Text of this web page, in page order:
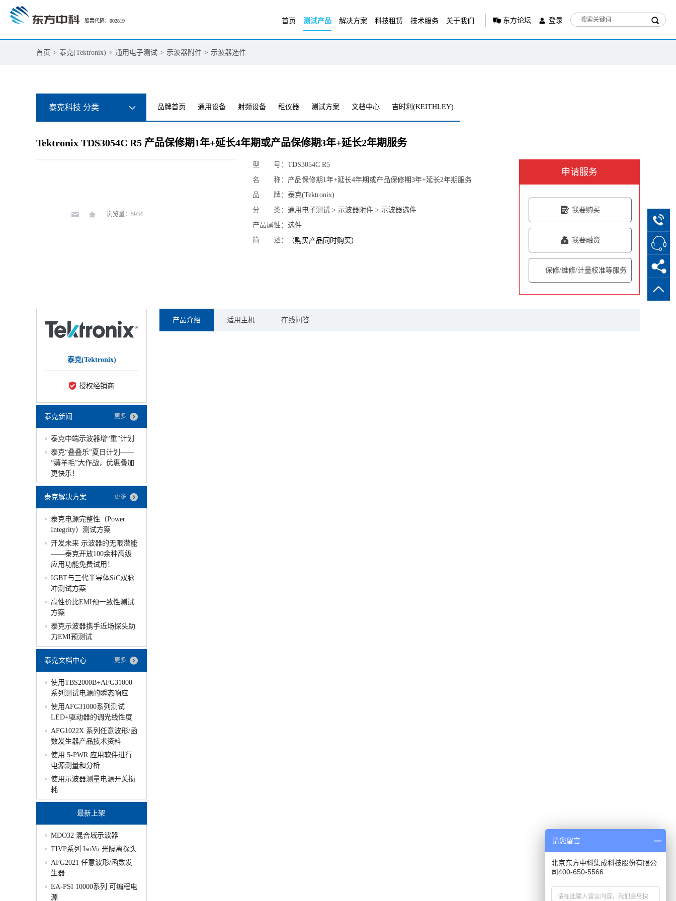
股票代码：002819 首页 测试产品 解决方案 科技租赁 技术服务 关于我们 东方论坛 登录
首页 > 泰克(Tektronix) > 通用电子测试 > 示波器附件 > 示波器选件
泰克科技 分类 品牌首页 通用设备 射频设备 租仪器 测试方案 文档中心 吉时利(KEITHLEY)
Tektronix TDS3054C R5 产品保修期1年+延长4年期或产品保修期3年+延长2年期服务
浏览量：5934
型 号： TDS3054C R5
名 称： 产品保修期1年+延长4年期或产品保修期3年+延长2年期服务
品 牌： 泰克(Tektronix)
分 类： 通用电子测试 > 示波器附件 > 示波器选件
产品属性： 选件
简 述：
（购买产品同时购买）
申请服务
我要购买
我要融资
保修/维修/计量校准等服务
产品介绍 适用主机 在线问答
泰克(Tektronix)
授权经销商
泰克新闻 更多
泰克中端示波器增“重”计划
泰克“叠叠乐”夏日计划——
“薅羊毛”大作战，优惠叠加
更快乐！
泰克解决方案 更多
泰克电源完整性（Power
Integrity）测试方案
开发未来 示波器的无限潜能
——泰克开放100余种高级
应用功能免费试用！
IGBT与三代半导体SiC双脉
冲测试方案
高性价比EMI预一致性测试
方案
泰克示波器携手近场探头助
力EMI预测试
泰克文档中心 更多
使用TBS2000B+AFG31000
系列测试电源的瞬态响应
使用AFG31000系列测试
LED+驱动器的调光线性度
AFG1022X 系列任意波形/函
数发生器产品技术资料
使用 5-PWR 应用软件进行
电源测量和分析
使用示波器测量电源开关损
耗
最新上架
MDO32 混合域示波器
TIVP系列 IsoVu 光隔离探头
AFG2021 任意波形/函数发
生器
EA-PSI 10000系列 可编程电
源
请您留言
北京东方中科集成科技股份有限公
司400-650-5566